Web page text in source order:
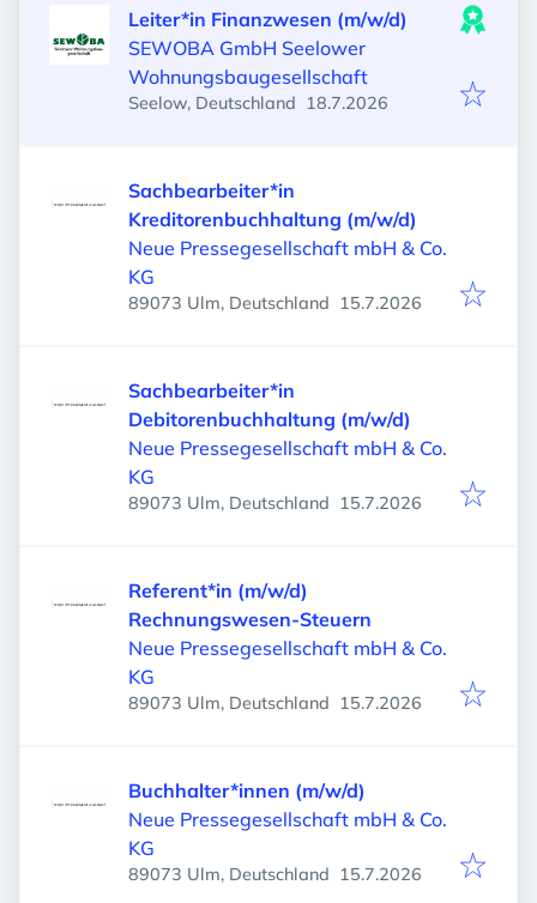
Leiter*in Finanzwesen (m/w/d)
SEWOBA GmbH Seelower
Wohnungsbaugesellschaft
Seelow, Deutschland Veröffentlicht
18.7.2026
Sachbearbeiter*in
Kreditorenbuchhaltung (m/w/d)
Neue Pressegesellschaft mbH & Co.
KG
89073 Ulm, Deutschland Veröffentlicht
15.7.2026
Sachbearbeiter*in
Debitorenbuchhaltung (m/w/d)
Neue Pressegesellschaft mbH & Co.
KG
89073 Ulm, Deutschland Veröffentlicht
15.7.2026
Referent*in (m/w/d)
Rechnungswesen-Steuern
Neue Pressegesellschaft mbH & Co.
KG
89073 Ulm, Deutschland Veröffentlicht
15.7.2026
Buchhalter*innen (m/w/d)
Neue Pressegesellschaft mbH & Co.
KG
89073 Ulm, Deutschland Veröffentlicht
15.7.2026